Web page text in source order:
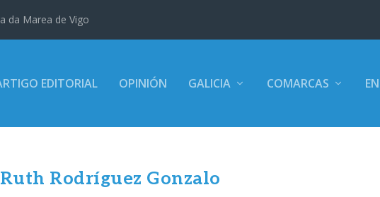
da Marea de Vigo
EDITORIAL OPINIÓN GALICIA COMARCAS
Ruth Rodríguez Gonzalo